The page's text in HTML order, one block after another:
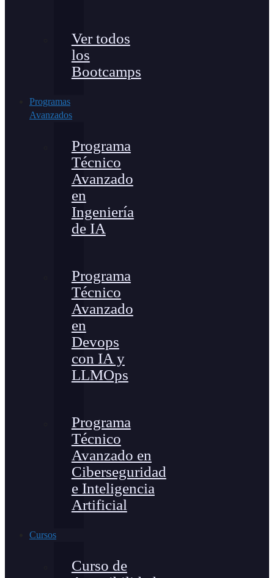
Ver todos
los
Bootcamps
Programas
Avanzados
Programa
Técnico
Avanzado
en
Ingeniería
de IA
Programa
Técnico
Avanzado
en
Devops
con IA y
LLMOps
Programa
Técnico
Avanzado en
Ciberseguridad
e Inteligencia
Artificial
Cursos
Curso de